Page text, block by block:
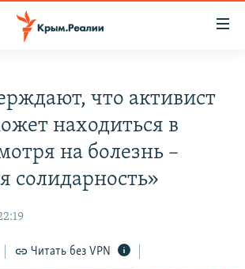
КРЫМА
что активист
находиться в
на болезнь –
солидарность»
Читать без VPN